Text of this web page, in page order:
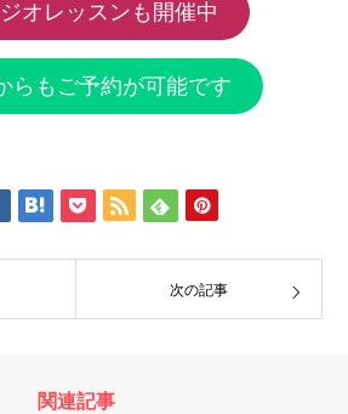
オレッスンも開催中
らもご予約が可能です
次の記事
関連記事